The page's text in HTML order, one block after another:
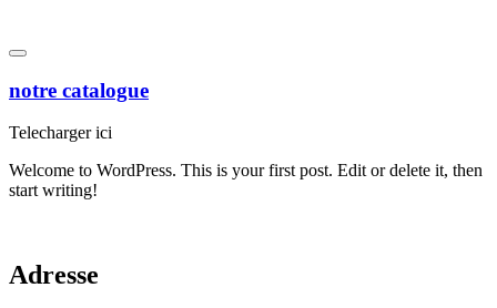
notre catalogue
Telecharger ici
Welcome to WordPress. This is your first post. Edit or delete it, then
start writing!
Adresse